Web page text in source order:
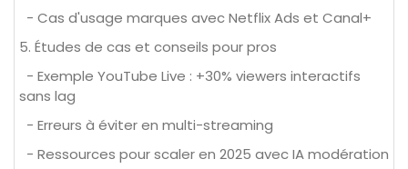
- Cas d'usage marques avec Netflix Ads et Canal+
5. Études de cas et conseils pour pros
- Exemple YouTube Live : +30% viewers interactifs
sans lag
- Erreurs à éviter en multi-streaming
- Ressources pour scaler en 2025 avec IA modération